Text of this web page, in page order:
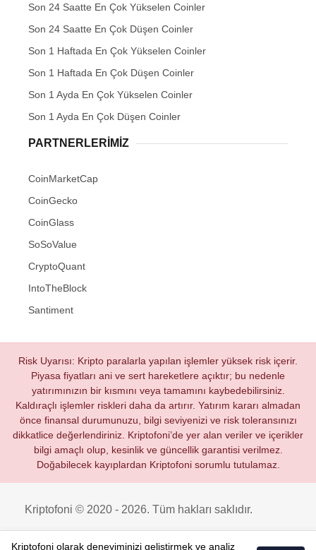
Son 24 Saatte En Çok Yükselen Coinler
Son 24 Saatte En Çok Düşen Coinler
Son 1 Haftada En Çok Yükselen Coinler
Son 1 Haftada En Çok Düşen Coinler
Son 1 Ayda En Çok Yükselen Coinler
Son 1 Ayda En Çok Düşen Coinler
PARTNERLERIMIZ
CoinMarketCap
CoinGecko
CoinGlass
SoSoValue
CryptoQuant
IntoTheBlock
Santiment
Risk Uyarısı: Kripto paralarla yapılan işlemler yüksek risk içerir.
Piyasa fiyatları ani ve sert hareketlere açıktır; bu nedenle
yatırımınızın bir kısmını veya tamamını kaybedebilirsiniz.
Kaldıraçlı işlemler riskleri daha da artırır. Yatırım kararı almadan
önce finansal durumunuzu, bilgi seviyenizi ve risk toleransınızı
dikkatlice değerlendiriniz. Kriptofoni’de yer alan veriler ve içerikler
bilgi amaçlı olup, kesinlik ve güncellik garantisi verilmez.
Doğabilecek kayıplardan Kriptofoni sorumlu tutulamaz.
Kriptofoni © 2020 - 2026. Tüm hakları saklıdır.
Kriptofoni olarak deneyiminizi geliştirmek ve analiz